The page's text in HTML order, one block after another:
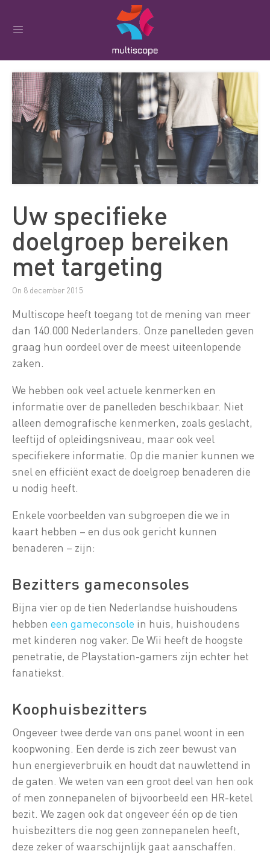
Uw specifieke
doelgroep bereiken
met targeting
On 8 december 2015
Multiscope heeft toegang tot de mening van meer
dan 140.000 Nederlanders. Onze panelleden geven
graag hun oordeel over de meest uiteenlopende
zaken.
We hebben ook veel actuele kenmerken en
informatie over de panelleden beschikbaar. Niet
alleen demografische kenmerken, zoals geslacht,
leeftijd of opleidingsniveau, maar ook veel
specifiekere informatie. Op die manier kunnen we
snel en efficiënt exact de doelgroep benaderen die
u nodig heeft.
Enkele voorbeelden van subgroepen die we in
kaart hebben – en dus ook gericht kunnen
benaderen – zijn:
Bezitters gameconsoles
Bijna vier op de tien Nederlandse huishoudens
hebben een gameconsole in huis, huishoudens
met kinderen nog vaker. De Wii heeft de hoogste
penetratie, de Playstation-gamers zijn echter het
fanatiekst.
Koophuisbezitters
Ongeveer twee derde van ons panel woont in een
koopwoning. Een derde is zich zeer bewust van
hun energieverbruik en houdt dat nauwlettend in
de gaten. We weten van een groot deel van hen ook
of men zonnepanelen of bijvoorbeeld een HR-ketel
bezit. We zagen ook dat ongeveer één op de tien
huisbezitters die nog geen zonnepanelen heeft,
deze zeker of waarschijnlijk gaat aanschaffen.